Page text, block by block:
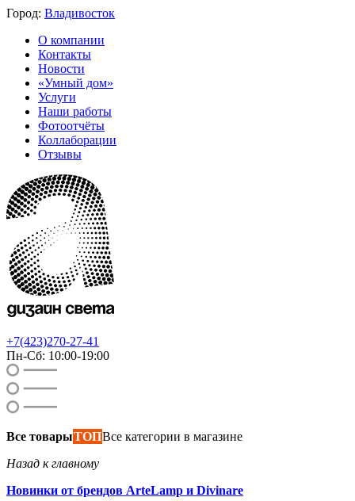
Город: Владивосток
О компании
Контакты
Новости
«Умный дом»
Услуги
Наши работы
Фотоотчёты
Коллаборации
Отзывы
+7(423)270-27-41
Пн-Сб: 10:00-19:00
Все товарыТОПВсе категории в магазине
Назад к главному
Новинки от брендов ArteLamp и Divinare